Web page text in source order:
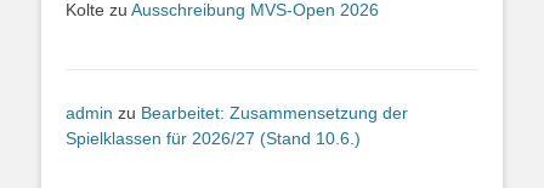
Kolte zu Ausschreibung MVS-Open 2026
admin zu Bearbeitet: Zusammensetzung der
Spielklassen für 2026/27 (Stand 10.6.)